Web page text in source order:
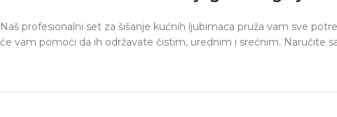
Naš profesionalni set za šišanje kućnih ljubimaca pruža vam sve
će vam pomoći da ih održavate čistim, urednim i srećnim. Naručite